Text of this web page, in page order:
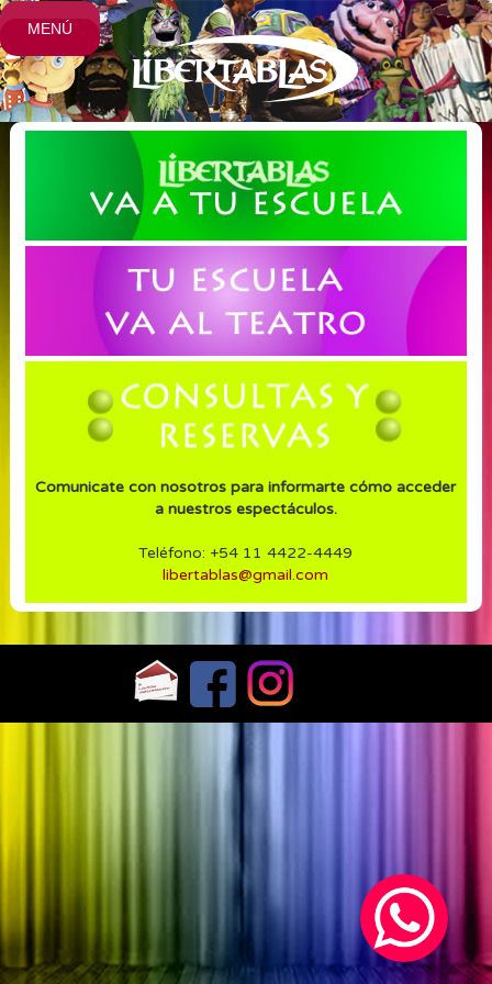
MENÚ
Comunicate con nosotros para informarte cómo acceder
a nuestros espectáculos.
Teléfono: +54 11 4422-4449
libertablas@gmail.com